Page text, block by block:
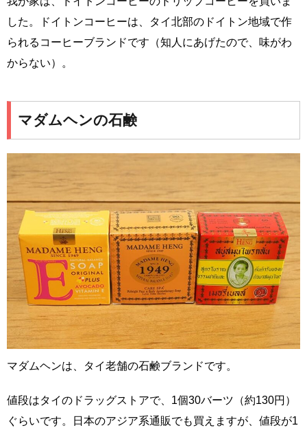
した。ドイトンコーヒーは、タイ北部のドイトン地域で作
られるコーヒーブランドです（知人にあげたので、味がわ
からない）。
マダムヘンの石鹸
マダムヘンは、タイ老舗の石鹸ブランドです。
値段はタイのドラッグストアで、1個30バーツ（約130円）
ぐらいです。日本のアジア系通販でも買えますが、値段が1